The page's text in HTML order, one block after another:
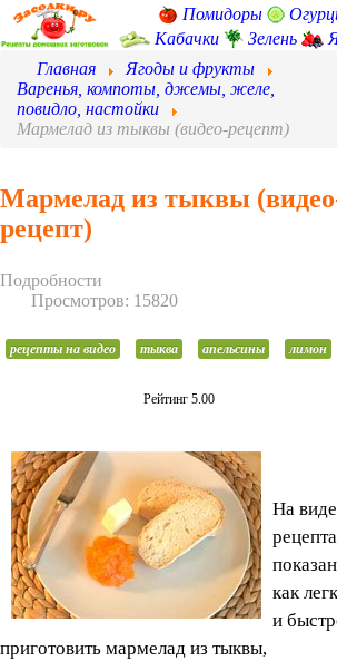
Помидоры
Кабачки
Зелень
Главная
Ягоды и фрукты
Варенья, компоты, джемы, желе,
повидло, настойки
Мармелад из тыквы (видео-рецепт)
Мармелад из тыквы
рецепт)
Подробности
Просмотров: 15820
рецепты на видео тыква апельсины лимон
Рейтинг 5.00
На
рецепта
как
и
приготовить мармелад из тыквы,